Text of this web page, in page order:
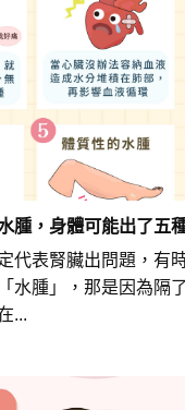
腫，身體可能出了五
代表腎臟出問題，有
水腫」，那是因為隔
...